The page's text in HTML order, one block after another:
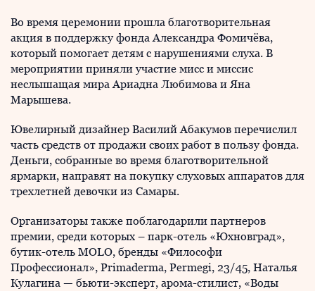
Во время церемонии прошла благотворительная
акция в поддержку фонда Александра Фомичёва,
который помогает детям с нарушениями слуха. В
мероприятии приняли участие мисс и миссис
неслышащая мира Ариадна Любимова и Яна
Марышева.
Ювелирный дизайнер Василий Абакумов перечислил
часть средств от продажи своих работ в пользу фонда.
Деньги, собранные во время благотворительной
ярмарки, направят на покупку слуховых аппаратов для
трехлетней девочки из Самары.
Организаторы также поблагодарили партнеров
премии, среди которых – парк-отель «Юхновград»,
бутик-отель MOLO, бренды «Философи
Профессионал», Primaderma, Permegi, 23/45, Наталья
Кулагина — бьюти-эксперт, арома-стилист, «Воды